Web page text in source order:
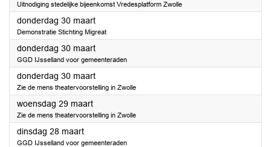
Uitnodiging stedelijke bijeenkomst Vredesplatform Zwolle
donderdag 30 maart2023
Demonstratie Stichting Migreat
donderdag 30 maart2023
GGD IJsselland voor gemeenteraden
donderdag 30 maart2023
Zie de mens theatervoorstelling in Zwolle
woensdag 29 maart2023
Zie de mens theatervoorstelling in Zwolle
dinsdag 28 maart2023
GGD IJsselland voor gemeenteraden